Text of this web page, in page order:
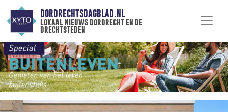
DORDRECHTSDAGBLAD.NL
lokaal nieuws dordrecht en de
drechtsteden